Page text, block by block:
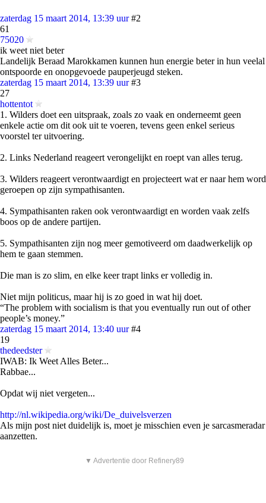
zaterdag 15 maart 2014, 13:39 uur #2
61
75020
ik weet niet beter
Landelijk Beraad Marokkamen kunnen hun energie beter in hun veelal
ontspoorde en onopgevoede pauperjeugd steken.
zaterdag 15 maart 2014, 13:39 uur #3
27
hottentot
1. Wilders doet een uitspraak, zoals zo vaak en onderneemt geen
enkele actie om dit ook uit te voeren, tevens geen enkel serieus
voorstel ter uitvoering.
2. Links Nederland reageert verongelijkt en roept van alles terug.
3. Wilders reageert verontwaardigt en projecteert wat er naar hem word
geroepen op zijn sympathisanten.
4. Sympathisanten raken ook verontwaardigt en worden vaak zelfs
boos op de andere partijen.
5. Sympathisanten zijn nog meer gemotiveerd om daadwerkelijk op
hem te gaan stemmen.
Die man is zo slim, en elke keer trapt links er volledig in.
Niet mijn politicus, maar hij is zo goed in wat hij doet.
“The problem with socialism is that you eventually run out of other
people’s money.”
zaterdag 15 maart 2014, 13:40 uur #4
19
thedeedster
IWAB: Ik Weet Alles Beter...
Rabbae...
Opdat wij niet vergeten...
http://nl.wikipedia.org/wiki/De_duivelsverzen
Als mijn post niet duidelijk is, moet je misschien even je sarcasmeradar
aanzetten.
▼ Advertentie door Refinery89